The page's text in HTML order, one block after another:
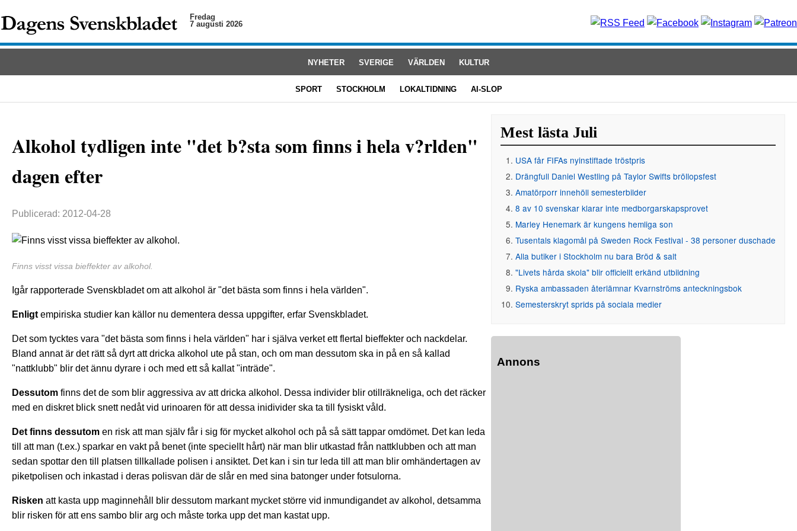
Fredag
7 augusti 2026
NYHETER SVERIGE VÄRLDEN KULTUR
SPORT STOCKHOLM LOKALTIDNING AI-SLOP
Alkohol tydligen inte "det b?sta som finns i hela v?rlden"
dagen efter
Publicerad: 2012-04-28
Finns visst vissa bieffekter av alkohol.
Igår rapporterade Svenskbladet om att alkohol är "det bästa som finns i hela världen".
Enligt empiriska studier kan källor nu dementera dessa uppgifter, erfar Svenskbladet.
Det som tycktes vara "det bästa som finns i hela världen" har i själva verket ett flertal bieffekter och nackdelar.
Bland annat är det rätt så dyrt att dricka alkohol ute på stan, och om man dessutom ska in på en så kallad
"nattklubb" blir det ännu dyrare i och med ett så kallat "inträde".
Dessutom finns det de som blir aggressiva av att dricka alkohol. Dessa individer blir otillräkneliga, och det räcker
med en diskret blick snett nedåt vid urinoaren för att dessa inidivider ska ta till fysiskt våld.
Det finns dessutom en risk att man själv får i sig för mycket alkohol och på så sätt tappar omdömet. Det kan leda
till att man (t.ex.) sparkar en vakt på benet (inte speciellt hårt) när man blir utkastad från nattklubben och att man
sedan spottar den till platsen tillkallade polisen i ansiktet. Det kan i sin tur leda till att man blir omhändertagen av
piketpolisen och inkastad i deras polisvan där de slår en med sina batonger under fotsulorna.
Risken att kasta upp maginnehåll blir dessutom markant mycket större vid inmundigandet av alkohol, detsamma
blir risken för att ens sambo blir arg och måste torka upp det man kastat upp.
Mest lästa Juli
USA får FIFAs nyinstiftade tröstpris
Drängfull Daniel Westling på Taylor Swifts bröllopsfest
Amatörporr innehöll semesterbilder
8 av 10 svenskar klarar inte medborgarskapsprovet
Marley Henemark är kungens hemliga son
Tusentals klagomål på Sweden Rock Festival - 38 personer duschade
Alla butiker i Stockholm nu bara Bröd & salt
"Livets hårda skola" blir officiellt erkänd utbildning
Ryska ambassaden återlämnar Kvarnströms anteckningsbok
Semesterskryt sprids på sociala medier
Annons